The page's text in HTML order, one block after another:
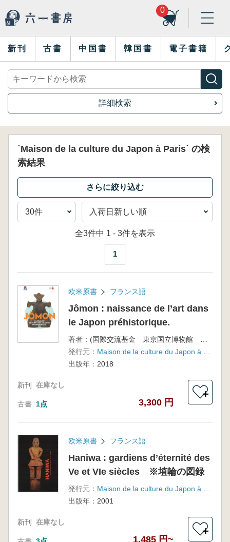
0
新刊 古書 中国書 韓国書 電子書籍
詳細検索
`Maison de la culture du Japon à Paris` の検
索結果
全3件中 1 - 3件を表示
1
欧米原書 フランス語
Jômon : naissance de l’art dans
le Japon préhistorique.
著者：
発行元：
出版年： 2018
新刊 在庫なし
古書 1点 3,300 円
＋
欧米原書 フランス語
Haniwa : gardiens d’éternité des
Ve et VIe siècles ※埴輪の図録
発行元：
出版年： 2001
新刊 在庫なし
1,485 円~
＋